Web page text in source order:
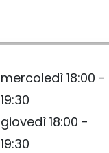
mercoledì 18:00 -
19:30
giovedì 18:00 -
19:30